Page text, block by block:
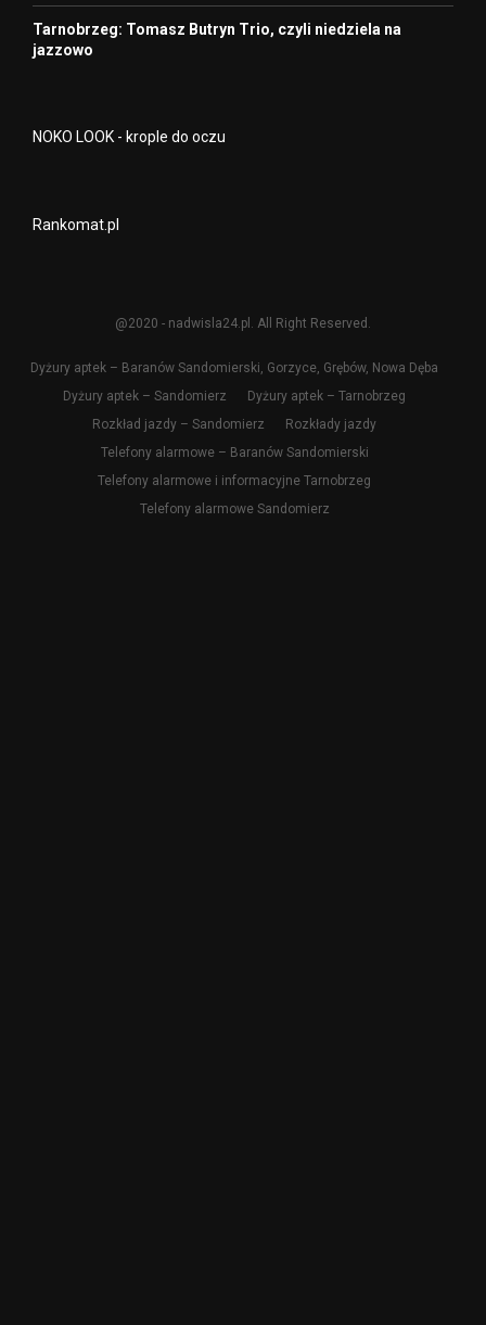
Tarnobrzeg: Tomasz Butryn Trio, czyli niedziela na
jazzowo
NOKO LOOK - krople do oczu
Rankomat.pl
@2020 - nadwisla24.pl. All Right Reserved.
Dyżury aptek – Baranów Sandomierski, Gorzyce, Grębów, Nowa Dęba
Dyżury aptek – Sandomierz
Dyżury aptek – Tarnobrzeg
Rozkład jazdy – Sandomierz
Rozkłady jazdy
Telefony alarmowe – Baranów Sandomierski
Telefony alarmowe i informacyjne Tarnobrzeg
Telefony alarmowe Sandomierz